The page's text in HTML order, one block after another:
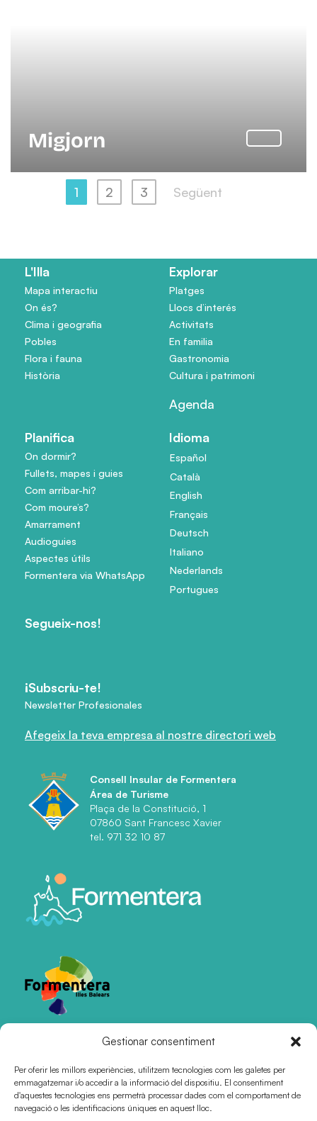
Gestionar consentiment
Per oferir les millors experiències, utilitzem tecnologies com les galetes per
emmagatzemar i/o accedir a la informació del dispositiu. El consentiment
d'aquestes tecnologies ens permetrà processar dades com el comportament de
navegació o les identificacions úniques en aquest lloc.
Migjorn
1 2 3 Següent
L'Illa
Mapa interactiu
On és?
Clima i geografia
Pobles
Flora i fauna
Història
Explorar
Platges
Llocs d’interés
Activitats
En familia
Gastronomia
Cultura i patrimoni
Agenda
Planifica
On dormir?
Fullets, mapes i guies
Com arribar-hi?
Com moure’s?
Amarrament
Audioguies
Aspectes útils
Formentera via WhatsApp
Idioma
Español
Català
English
Français
Deutsch
Italiano
Nederlands
Portugues
Segueix-nos!
¡Subscriu-te!
Newsletter Profesionales
Afegeix la teva empresa al nostre directori web
Consell Insular de Formentera
Área de Turisme
Plaça de la Constitució, 1
07860 Sant Francesc Xavier
tel. 971 32 10 87